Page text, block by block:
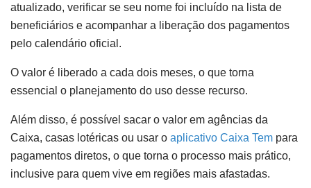
atualizado, verificar se seu nome foi incluído na lista de
beneficiários e acompanhar a liberação dos pagamentos
pelo calendário oficial.
O valor é liberado a cada dois meses, o que torna
essencial o planejamento do uso desse recurso.
Além disso, é possível sacar o valor em agências da
Caixa, casas lotéricas ou usar o aplicativo Caixa Tem para
pagamentos diretos, o que torna o processo mais prático,
inclusive para quem vive em regiões mais afastadas.